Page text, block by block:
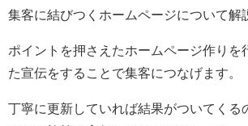
集客に結びつくホームページについて解
ポイントを押さえたホームページ作りを
た宣伝をすることで集客につなげます。
丁寧に更新していれば結果がついてくる